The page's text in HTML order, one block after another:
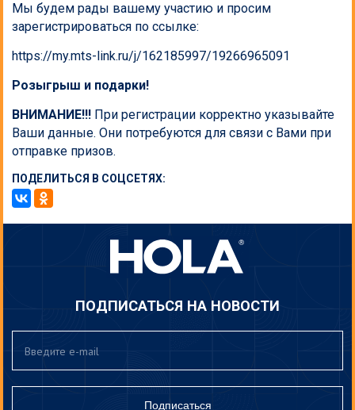
Мы будем рады вашему участию и просим
зарегистрироваться по ссылке:
https://my.mts-link.ru/j/162185997/19266965091
Розыгрыш и подарки!
ВНИМАНИЕ!!! При регистрации корректно указывайте
Ваши данные. Они потребуются для связи с Вами при
отправке призов.
ПОДЕЛИТЬСЯ В СОЦСЕТЯХ:
ПОДПИСАТЬСЯ НА НОВОСТИ
Подписаться